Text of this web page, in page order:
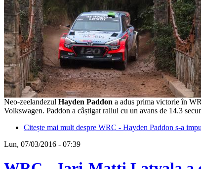
Neo-zeelandezul Hayden Paddon a adus prima victorie în
Volkswagen. Paddon a câștigat raliul cu un avans de 14.3
Citește mai mult despre WRC - Hayden Paddon s-a
Lun, 07/03/2016 - 07:39